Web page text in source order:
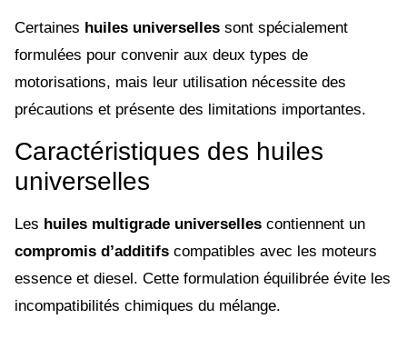
Certaines huiles universelles sont spécialement
formulées pour convenir aux deux types de
motorisations, mais leur utilisation nécessite des
précautions et présente des limitations importantes.
Caractéristiques des huiles
universelles
Les huiles multigrade universelles contiennent un
compromis d’additifs compatibles avec les moteurs
essence et diesel. Cette formulation équilibrée évite les
incompatibilités chimiques du mélange.